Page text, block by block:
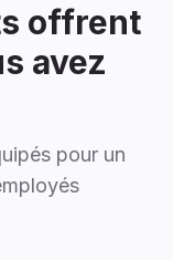
offrent
avez
pour un